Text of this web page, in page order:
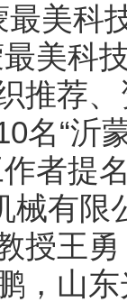
美科
美科
推荐
名“沂
者提
有限
授王
，山